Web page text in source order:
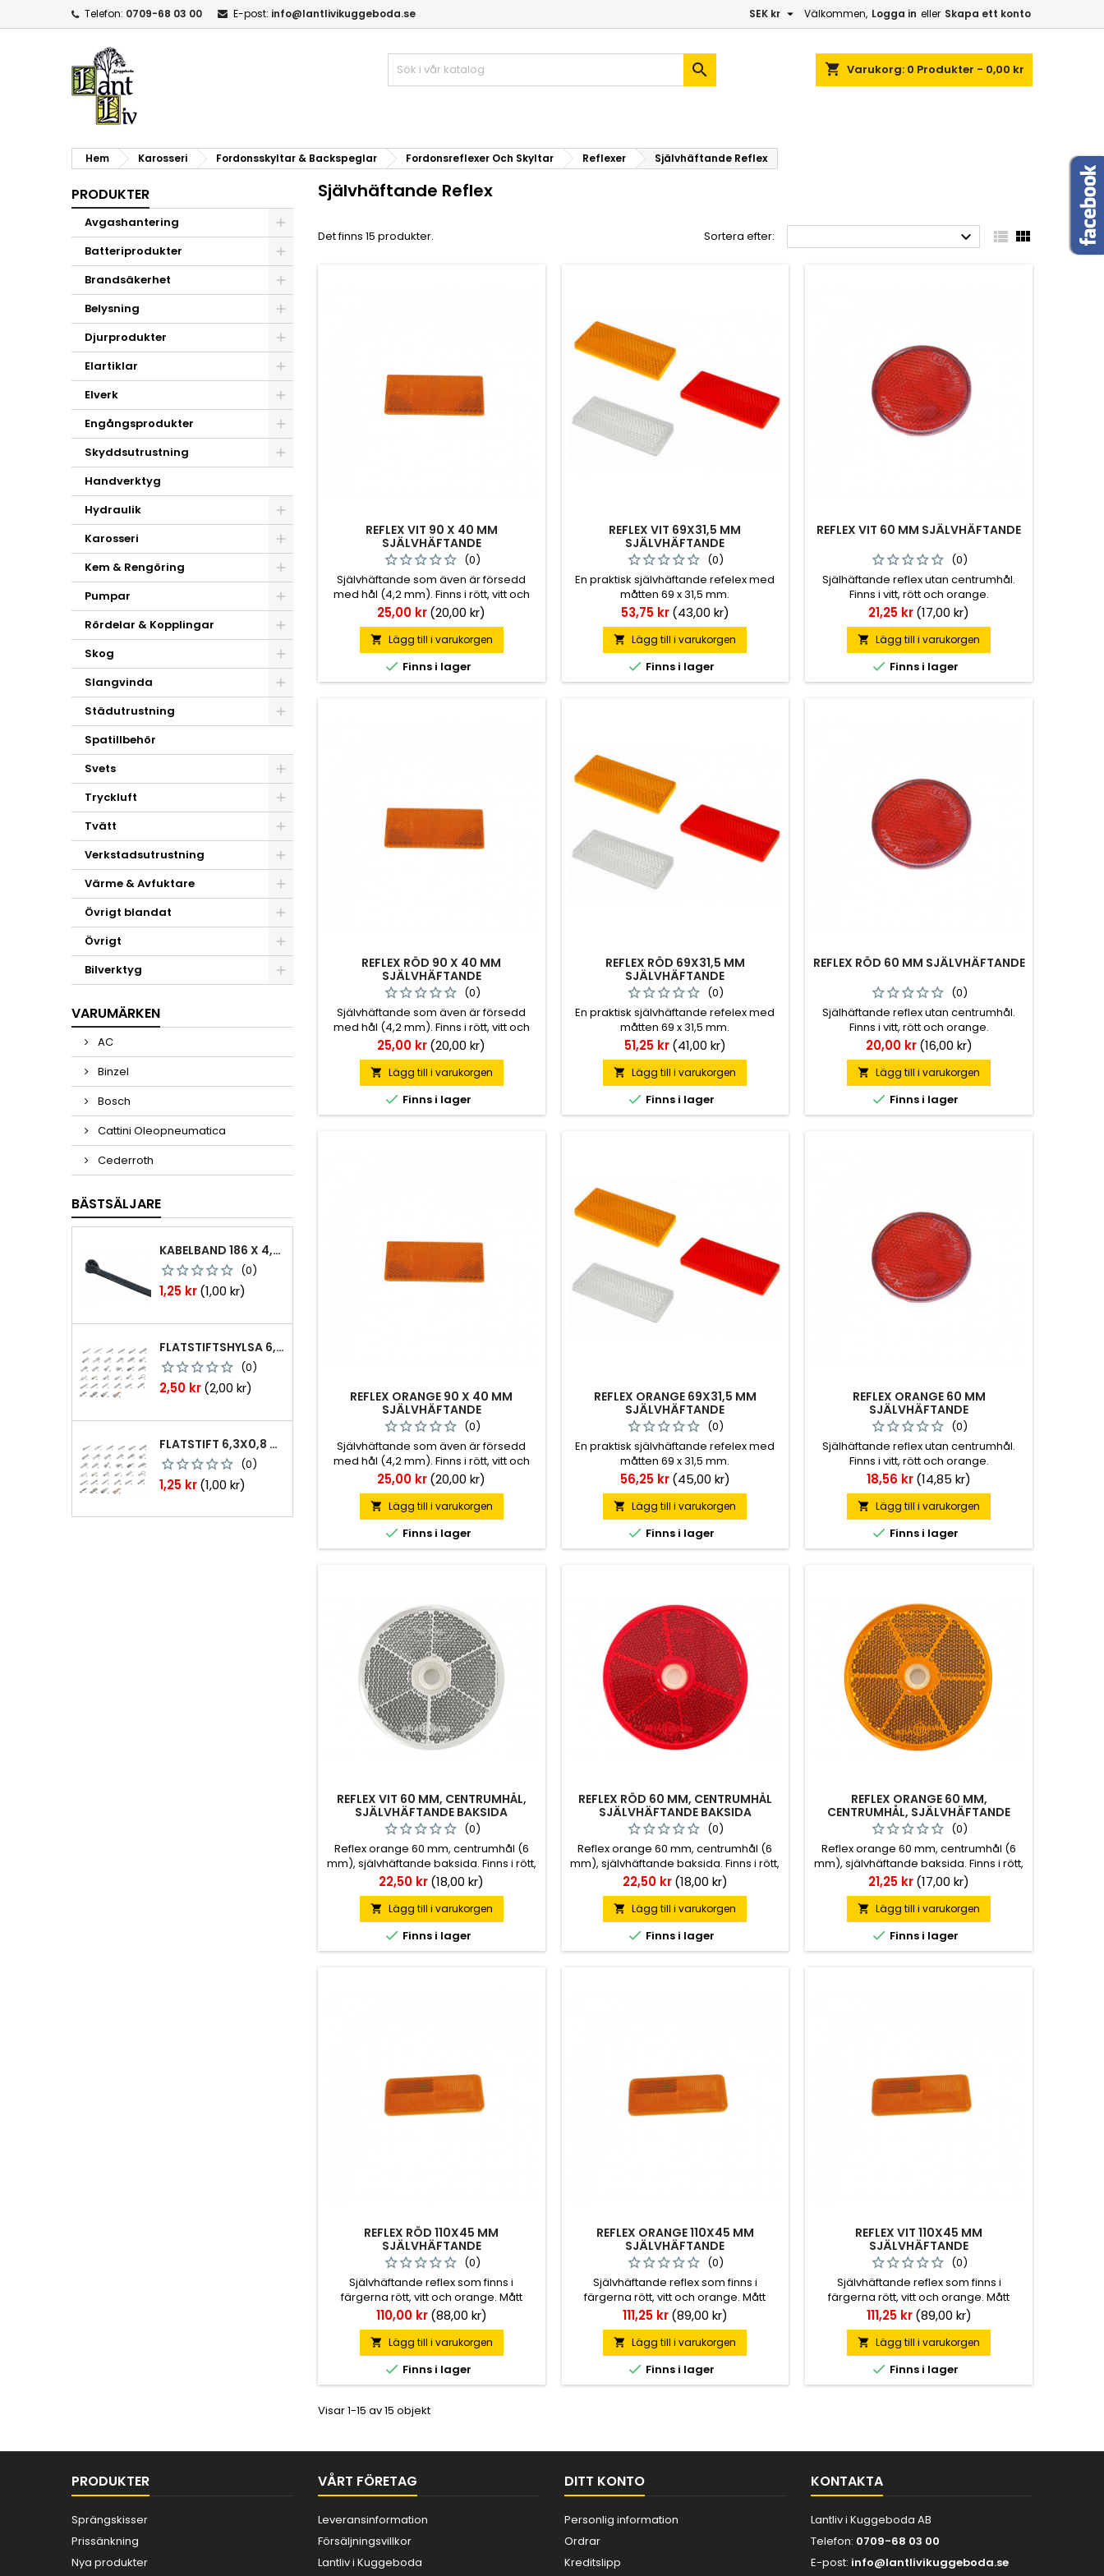
Telefon: 0709-68 03 00 E-post: info@lantlivikuggeboda.se Välkommen, Logga in eller Skapa ett konto
SEK kr 
shopping_cart Varukorg: 0 Produkter - 0,00 kr

Hem Karosseri Fordonsskyltar & Backspeglar Fordonsreflexer Och Skyltar Reflexer Självhäftande Reflex
PRODUKTER
Avgashantering
Batteriprodukter
Brandsäkerhet
Belysning
Djurprodukter
Elartiklar
Elverk
Engångsprodukter
Skyddsutrustning
Handverktyg
Hydraulik
Karosseri
Kem & Rengöring
Pumpar
Rördelar & Kopplingar
Skog
Slangvinda
Städutrustning
Spatillbehör
Svets
Tryckluft
Tvätt
Verkstadsutrustning
Värme & Avfuktare
Övrigt blandat
Övrigt
Bilverktyg
VARUMÄRKEN
AC
Binzel
Bosch
Cattini Oleopneumatica
Cederroth
BÄSTSÄLJARE
KABELBAND 186 X 4,8MM TY25MX TY-RAP SVARTA 1000 ST
(0)
Pris
1,25 kr(1,00 kr)
FLATSTIFTSHYLSA 6,3X0,8 1,0-2,5 MM² 100ST NABB
(0)
Pris
2,50 kr(2,00 kr)
FLATSTIFT 6,3X0,8 M. NABB 1,0-2,5 MM2 100ST
(0)
Pris
1,25 kr(1,00 kr)
Självhäftande Reflex
Det finns 15 produkter. Sortera efter:   
REFLEX VIT 90 X 40 MM
SJÄLVHÄFTANDE
(0)
Självhäftande som även är försedd
med hål (4,2 mm). Finns i rött, vitt och
orange.
Pris
25,00 kr(20,00 kr)
 Lägg till i varukorgen
 Finns i lager
REFLEX VIT 69X31,5 MM
SJÄLVHÄFTANDE
(0)
En praktisk självhäftande refelex med
måtten 69 x 31,5 mm.
Pris
53,75 kr(43,00 kr)
 Lägg till i varukorgen
 Finns i lager
REFLEX VIT 60 MM SJÄLVHÄFTANDE
(0)
Själhäftande reflex utan centrumhål.
Finns i vitt, rött och orange.
Pris
21,25 kr(17,00 kr)
 Lägg till i varukorgen
 Finns i lager
REFLEX RÖD 90 X 40 MM
SJÄLVHÄFTANDE
(0)
Självhäftande som även är försedd
med hål (4,2 mm). Finns i rött, vitt och
orange.
Pris
25,00 kr(20,00 kr)
 Lägg till i varukorgen
 Finns i lager
REFLEX RÖD 69X31,5 MM
SJÄLVHÄFTANDE
(0)
En praktisk självhäftande refelex med
måtten 69 x 31,5 mm.
Pris
51,25 kr(41,00 kr)
 Lägg till i varukorgen
 Finns i lager
REFLEX RÖD 60 MM SJÄLVHÄFTANDE
(0)
Själhäftande reflex utan centrumhål.
Finns i vitt, rött och orange.
Pris
20,00 kr (16,00 kr)
 Lägg till i varukorgen
 Finns i lager
REFLEX ORANGE 90 X 40 MM
SJÄLVHÄFTANDE
(0)
Självhäftande som även är försedd
med hål (4,2 mm). Finns i rött, vitt och
orange.
Pris
25,00 kr(20,00 kr)
 Lägg till i varukorgen
 Finns i lager
REFLEX ORANGE 69X31,5 MM
SJÄLVHÄFTANDE
(0)
En praktisk självhäftande refelex med
måtten 69 x 31,5 mm.
Pris
56,25 kr(45,00 kr)
 Lägg till i varukorgen
 Finns i lager
REFLEX ORANGE 60 MM
SJÄLVHÄFTANDE
(0)
Själhäftande reflex utan centrumhål.
Finns i vitt, rött och orange.
Pris
18,56 kr(14,85 kr)
 Lägg till i varukorgen
 Finns i lager
REFLEX VIT 60 MM, CENTRUMHÅL,
SJÄLVHÄFTANDE BAKSIDA
(0)
Reflex orange 60 mm, centrumhål (6
mm), självhäftande baksida. Finns i rött,
vitt och orange.
Pris
22,50 kr(18,00 kr)
 Lägg till i varukorgen
 Finns i lager
REFLEX RÖD 60 MM, CENTRUMHÅL
SJÄLVHÄFTANDE BAKSIDA
(0)
Reflex orange 60 mm, centrumhål (6
mm), självhäftande baksida. Finns i rött,
vitt och orange.
Pris
22,50 kr(18,00 kr)
 Lägg till i varukorgen
 Finns i lager
REFLEX ORANGE 60 MM,
CENTRUMHÅL, SJÄLVHÄFTANDE
BAKSIDA (0)
Reflex orange 60 mm, centrumhål (6
mm), självhäftande baksida. Finns i rött,
vitt och orange.
Pris
21,25 kr(17,00 kr)
 Lägg till i varukorgen
 Finns i lager
REFLEX RÖD 110X45 MM
SJÄLVHÄFTANDE
(0)
Självhäftande reflex som finns i
färgerna rött, vitt och orange. Mått
110x45 mm. Förpackningsstorlek: 10 st.
Pris
110,00 kr(88,00 kr)
 Lägg till i varukorgen
 Finns i lager
REFLEX ORANGE 110X45 MM
SJÄLVHÄFTANDE
(0)
Självhäftande reflex som finns i
färgerna rött, vitt och orange. Mått
110x45 mm. Förpackningsstorlek: 10 st.
Pris
111,25 kr(89,00 kr)
 Lägg till i varukorgen
 Finns i lager
REFLEX VIT 110X45 MM
SJÄLVHÄFTANDE
(0)
Självhäftande reflex som finns i
färgerna rött, vitt och orange. Mått
110x45 mm. Förpackningsstorlek: 10 st.
Pris
111,25 kr (89,00 kr)
 Lägg till i varukorgen
 Finns i lager
Visar 1-15 av 15 objekt
PRODUKTER
Sprängskisser
Prissänkning
Nya produkter
VÅRT FÖRETAG
Leveransinformation
Försäljningsvillkor
Lantliv i Kuggeboda
DITT KONTO
Personlig information
Ordrar
Kreditslipp
KONTAKTA
Lantliv i Kuggeboda AB
Telefon: 0709-68 03 00
E-post: info@lantlivikuggeboda.se